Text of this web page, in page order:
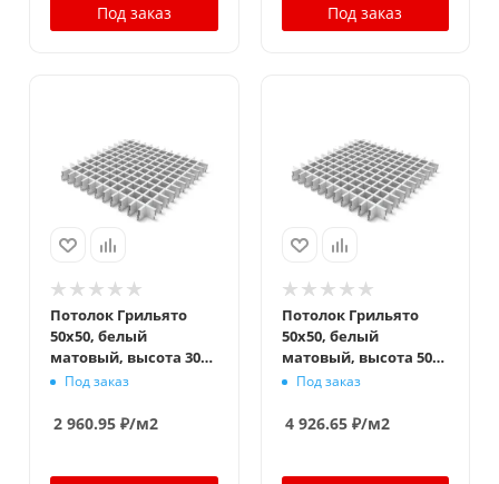
Под заказ Под заказ
Потолок Грильято
50x50, белый
матовый, высота 30
мм, ширина 10 мм
Под заказ
2 960.95 ₽/м2
Потолок Грильято
50x50, белый
матовый, высота 50
мм, ширина 10 мм
Под заказ
4 926.65₽/м2